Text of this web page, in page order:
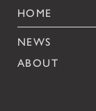
HOME
NEWS
ABOUT